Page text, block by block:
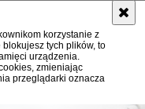
korzystanie z
tych plików, to
urządzenia.
zmieniając
przeglądarki oznacza